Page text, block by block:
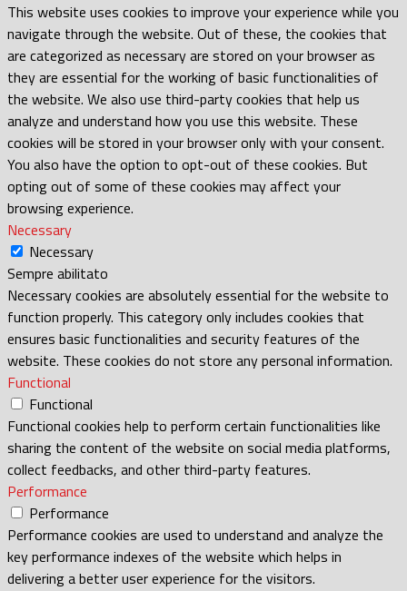
This website uses cookies to improve your experience while you
navigate through the website. Out of these, the cookies that
are categorized as necessary are stored on your browser as
they are essential for the working of basic functionalities of
the website. We also use third-party cookies that help us
analyze and understand how you use this website. These
cookies will be stored in your browser only with your consent.
You also have the option to opt-out of these cookies. But
opting out of some of these cookies may affect your
browsing experience.
Necessary
Necessary
Sempre abilitato
Necessary cookies are absolutely essential for the website to
function properly. This category only includes cookies that
ensures basic functionalities and security features of the
website. These cookies do not store any personal information.
Functional
Functional
Functional cookies help to perform certain functionalities like
sharing the content of the website on social media platforms,
collect feedbacks, and other third-party features.
Performance
Performance
Performance cookies are used to understand and analyze the
key performance indexes of the website which helps in
delivering a better user experience for the visitors.